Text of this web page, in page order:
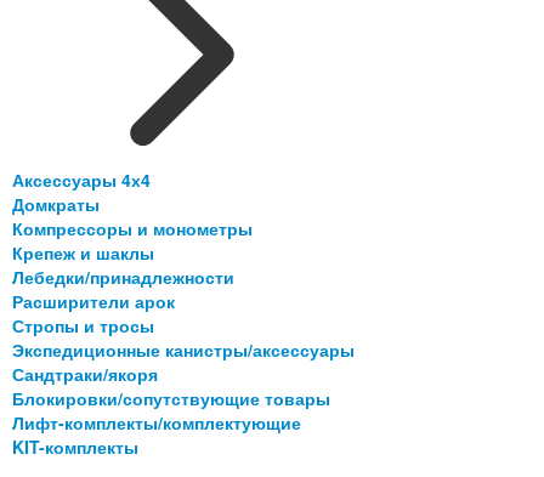
Аксессуары 4х4
Домкраты
Компрессоры и монометры
Крепеж и шаклы
Лебедки/принадлежности
Расширители арок
Стропы и тросы
Экспедиционные канистры/аксессуары
Сандтраки/якоря
Блокировки/сопутствующие товары
Лифт-комплекты/комплектующие
KIT-комплекты